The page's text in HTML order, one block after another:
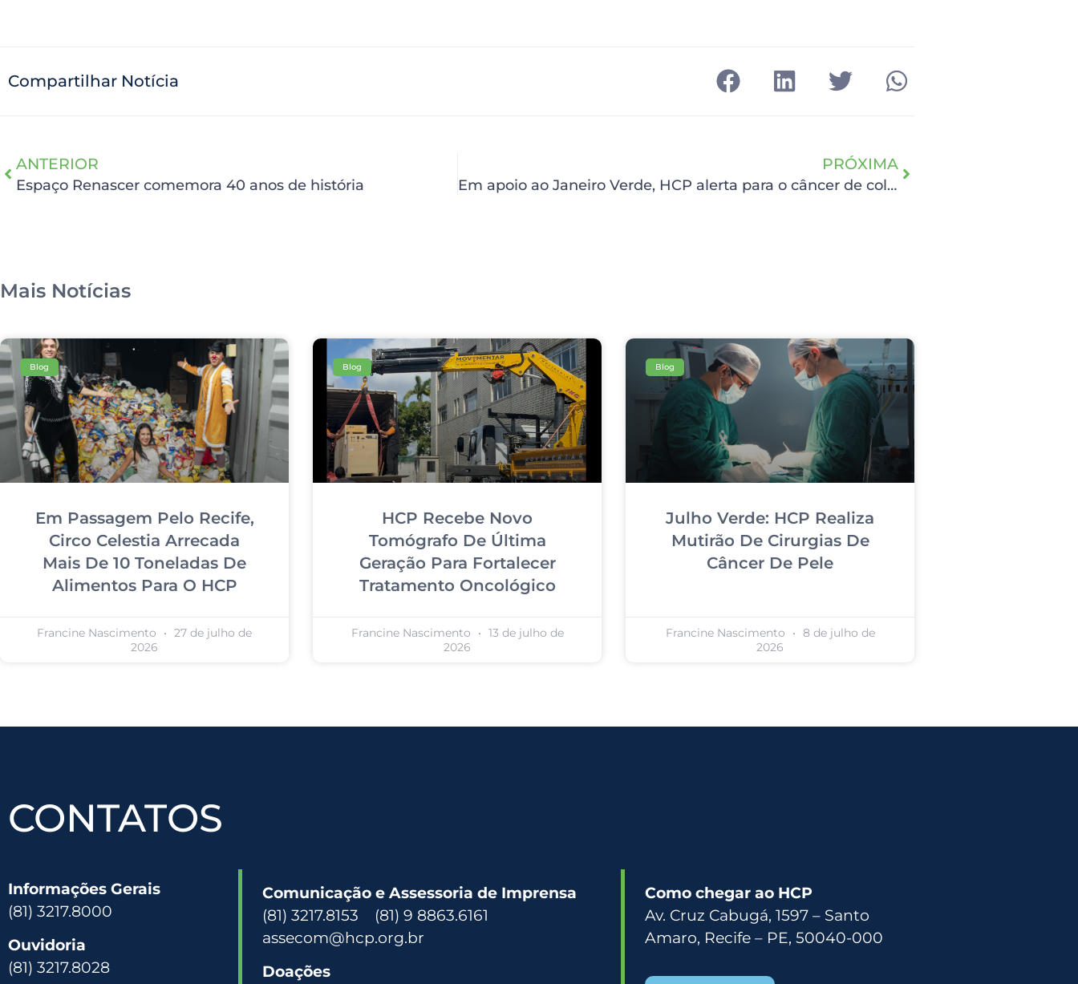
Compartilhar Notícia
ANTERIOR
Espaço Renascer comemora 40 anos de história
PRÓXIMA
Em apoio ao Janeiro Verde, HCP alerta para o câncer de colo de útero
Mais Notícias
Blog
Em Passagem Pelo Recife,
Circo Celestia Arrecada
Mais De 10 Toneladas De
Alimentos Para O HCP
Francine Nascimento
27 de julho de
2026
Blog
HCP Recebe Novo
Tomógrafo De Última
Geração Para Fortalecer
Tratamento Oncológico
Francine Nascimento
13 de julho de
2026
Blog
Julho Verde: HCP Realiza
Mutirão De Cirurgias De
Câncer De Pele
Francine Nascimento
8 de julho de
2026
CONTATOS
Informações Gerais
(81) 3217.8000
Ouvidoria
(81) 3217.8028
Comunicação e Assessoria de Imprensa
(81) 3217.8153 (81) 9 8863.6161
assecom@hcp.org.br
Doações
Como chegar ao HCP
Av. Cruz Cabugá, 1597 – Santo
Amaro, Recife – PE, 50040-000